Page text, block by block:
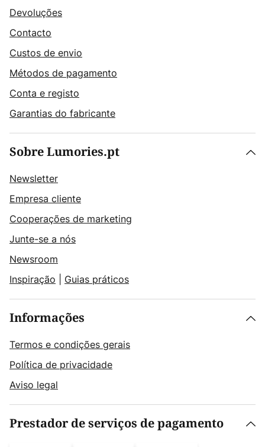
Devoluções
Contacto
Custos de envio
Métodos de pagamento
Conta e registo
Garantias do fabricante
Sobre Lumories.pt
Newsletter
Empresa cliente
Cooperações de marketing
Junte-se a nós
Newsroom
Inspiração
Guias práticos
Informações
Termos e condições gerais
Política de privacidade
Aviso legal
Prestador de serviços de pagamento